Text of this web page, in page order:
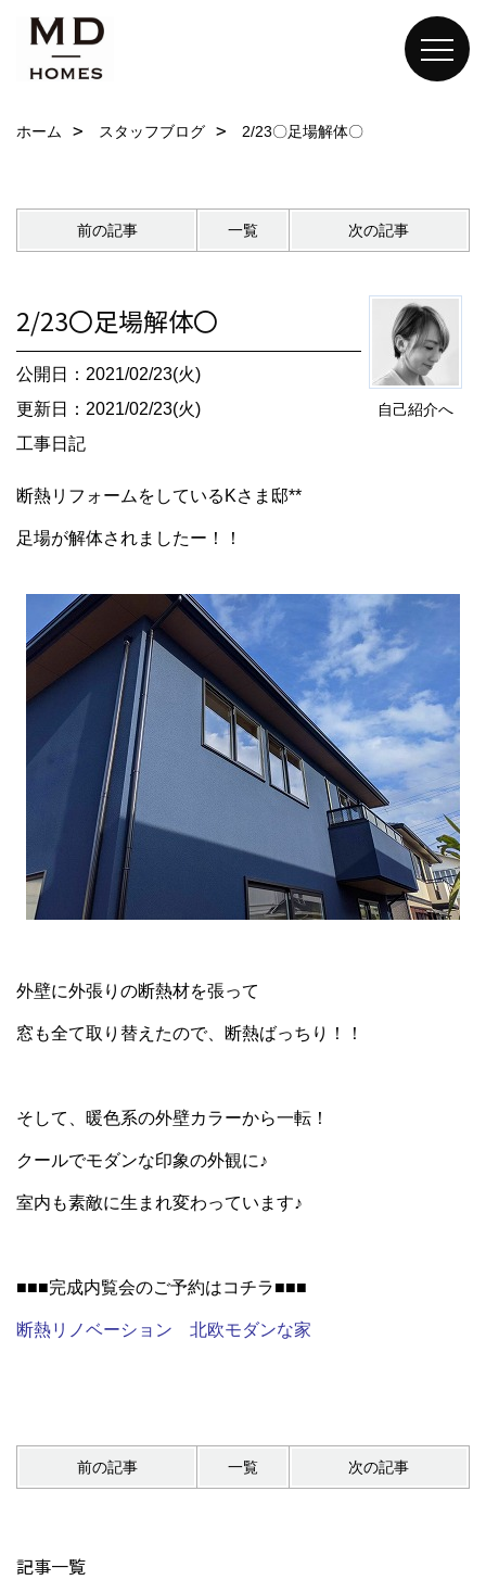
ホーム スタッフブログ 2/23〇足場解体〇
前の記事 一覧 次の記事
自己紹介へ
2/23〇足場解体〇
公開日：2021/02/23(火)
更新日：2021/02/23(火)
工事日記
断熱リフォームをしているKさま邸**
足場が解体されましたー！！
外壁に外張りの断熱材を張って
窓も全て取り替えたので、断熱ばっちり！！
そして、暖色系の外壁カラーから一転！
クールでモダンな印象の外観に♪
室内も素敵に生まれ変わっています♪
■■■完成内覧会のご予約はコチラ■■■
断熱リノベーション 北欧モダンな家
前の記事 一覧 次の記事
記事一覧